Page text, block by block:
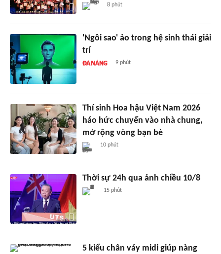
8 phút
'Ngôi sao' ảo trong hệ sinh thái giải
trí
9 phút
Thí sinh Hoa hậu Việt Nam 2026
háo hức chuyển vào nhà chung,
mở rộng vòng bạn bè
10 phút
Thời sự 24h qua ảnh chiều 10/8
15 phút
5 kiểu chân váy midi giúp nàng